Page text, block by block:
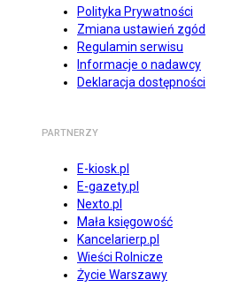
Polityka Prywatności
Zmiana ustawień zgód
Regulamin serwisu
Informacje o nadawcy
Deklaracja dostępności
PARTNERZY
E-kiosk.pl
E-gazety.pl
Nexto.pl
Mała księgowość
Kancelarierp.pl
Wieści Rolnicze
Życie Warszawy